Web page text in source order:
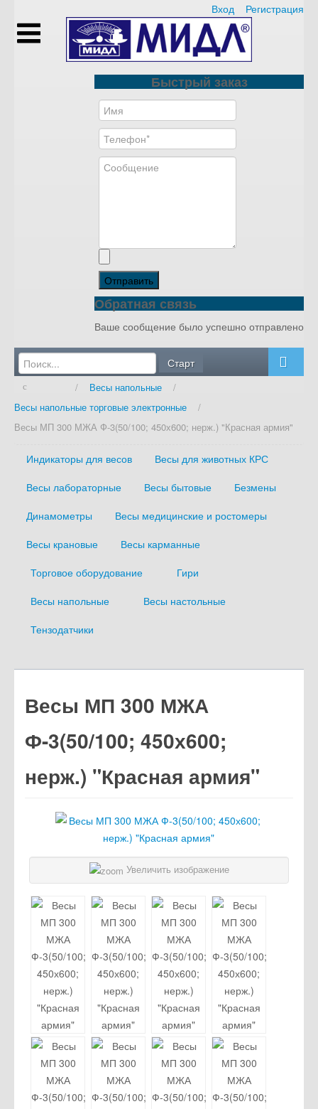
Вход Регистрация
Быстрый заказ
Отправить
Обратная связь
Ваше сообщение было успешно отправлено
Главная
О компании
/ Весы напольные
/
Весы напольные торговые электронные
/
Весы МП 300 МЖА Ф-3(50/100; 450х600; нерж.) "Красная армия"
Индикаторы для весов Весы для животных КРС
Весы лабораторные Весы бытовые Безмены
Динамометры Весы медицинские и ростомеры
Весы крановые Весы карманные
Торговое оборудование Гири
Весы напольные Весы настольные
Тензодатчики
Весы МП 300 МЖА
Ф-3(50/100; 450х600;
нерж.) "Красная армия"
Увеличить изображение